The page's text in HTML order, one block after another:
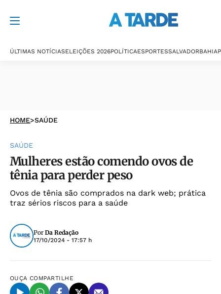
ÚLTIMAS NOTÍCIASELEIÇÕES 2026POLÍTICAESPORTESSALVADORBAHIA
HOME>SAÚDE
SAÚDE
Mulheres estão comendo ovos de
tênia para perder peso
Ovos de tênia são comprados na dark web; prática
traz sérios riscos para a saúde
Por Da Redação
17/10/2024 - 17:57 h
OUÇA COMPARTILHE